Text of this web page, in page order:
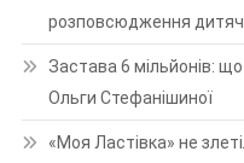
розповсюдження
Застава 6 мільйонів:
Ольги Стефанішиної
«Моя Ластівка» не